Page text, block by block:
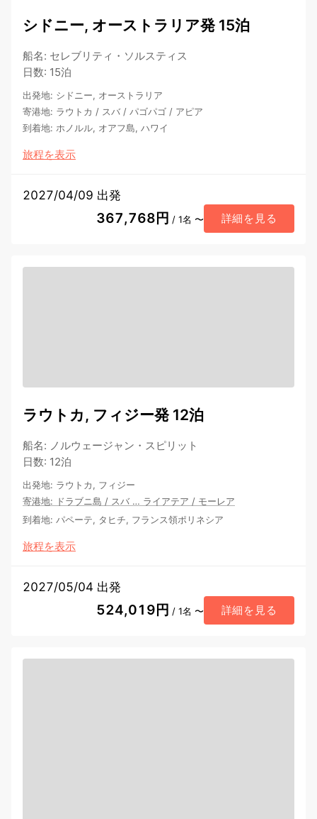
シドニー, オーストラリア発 15泊
船名: セレブリティ・ソルスティス
日数: 15泊
出発地: シドニー, オーストラリア
寄港地: ラウトカ / スバ / パゴパゴ / アピア
到着地: ホノルル, オアフ島, ハワイ
旅程を表示
2027/04/09 出発
367,768円 / 1名 〜 詳細を見る
ラウトカ, フィジー発 12泊
船名: ノルウェージャン・スピリット
日数: 12泊
出発地: ラウトカ, フィジー
寄港地: ドラブニ島 / スバ … ライアテア / モーレア
到着地: パペーテ, タヒチ, フランス領ポリネシア
旅程を表示
2027/05/04 出発
524,019円 / 1名 〜 詳細を見る